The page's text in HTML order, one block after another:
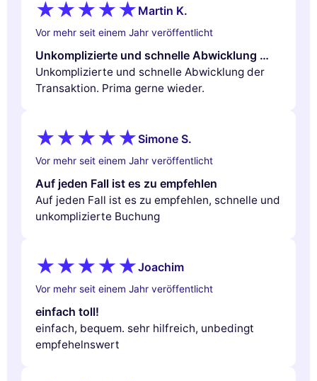
Martin K.
Vor mehr seit einem Jahr veröffentlicht
Unkomplizierte und schnelle Abwicklung …
Unkomplizierte und schnelle Abwicklung der
Transaktion. Prima gerne wieder.
Simone S.
Vor mehr seit einem Jahr veröffentlicht
Auf jeden Fall ist es zu empfehlen
Auf jeden Fall ist es zu empfehlen, schnelle und
unkomplizierte Buchung
Joachim
Vor mehr seit einem Jahr veröffentlicht
einfach toll!
einfach, bequem. sehr hilfreich, unbedingt
empfehelnswert